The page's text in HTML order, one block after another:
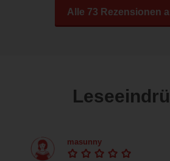
Alle 73 Rezensionen
masunny